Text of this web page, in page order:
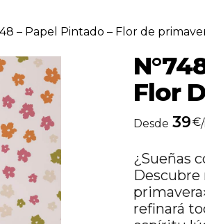
– Papel Pintado – Flor de
Flor
Desde 39€
¿Sueñas
refinará